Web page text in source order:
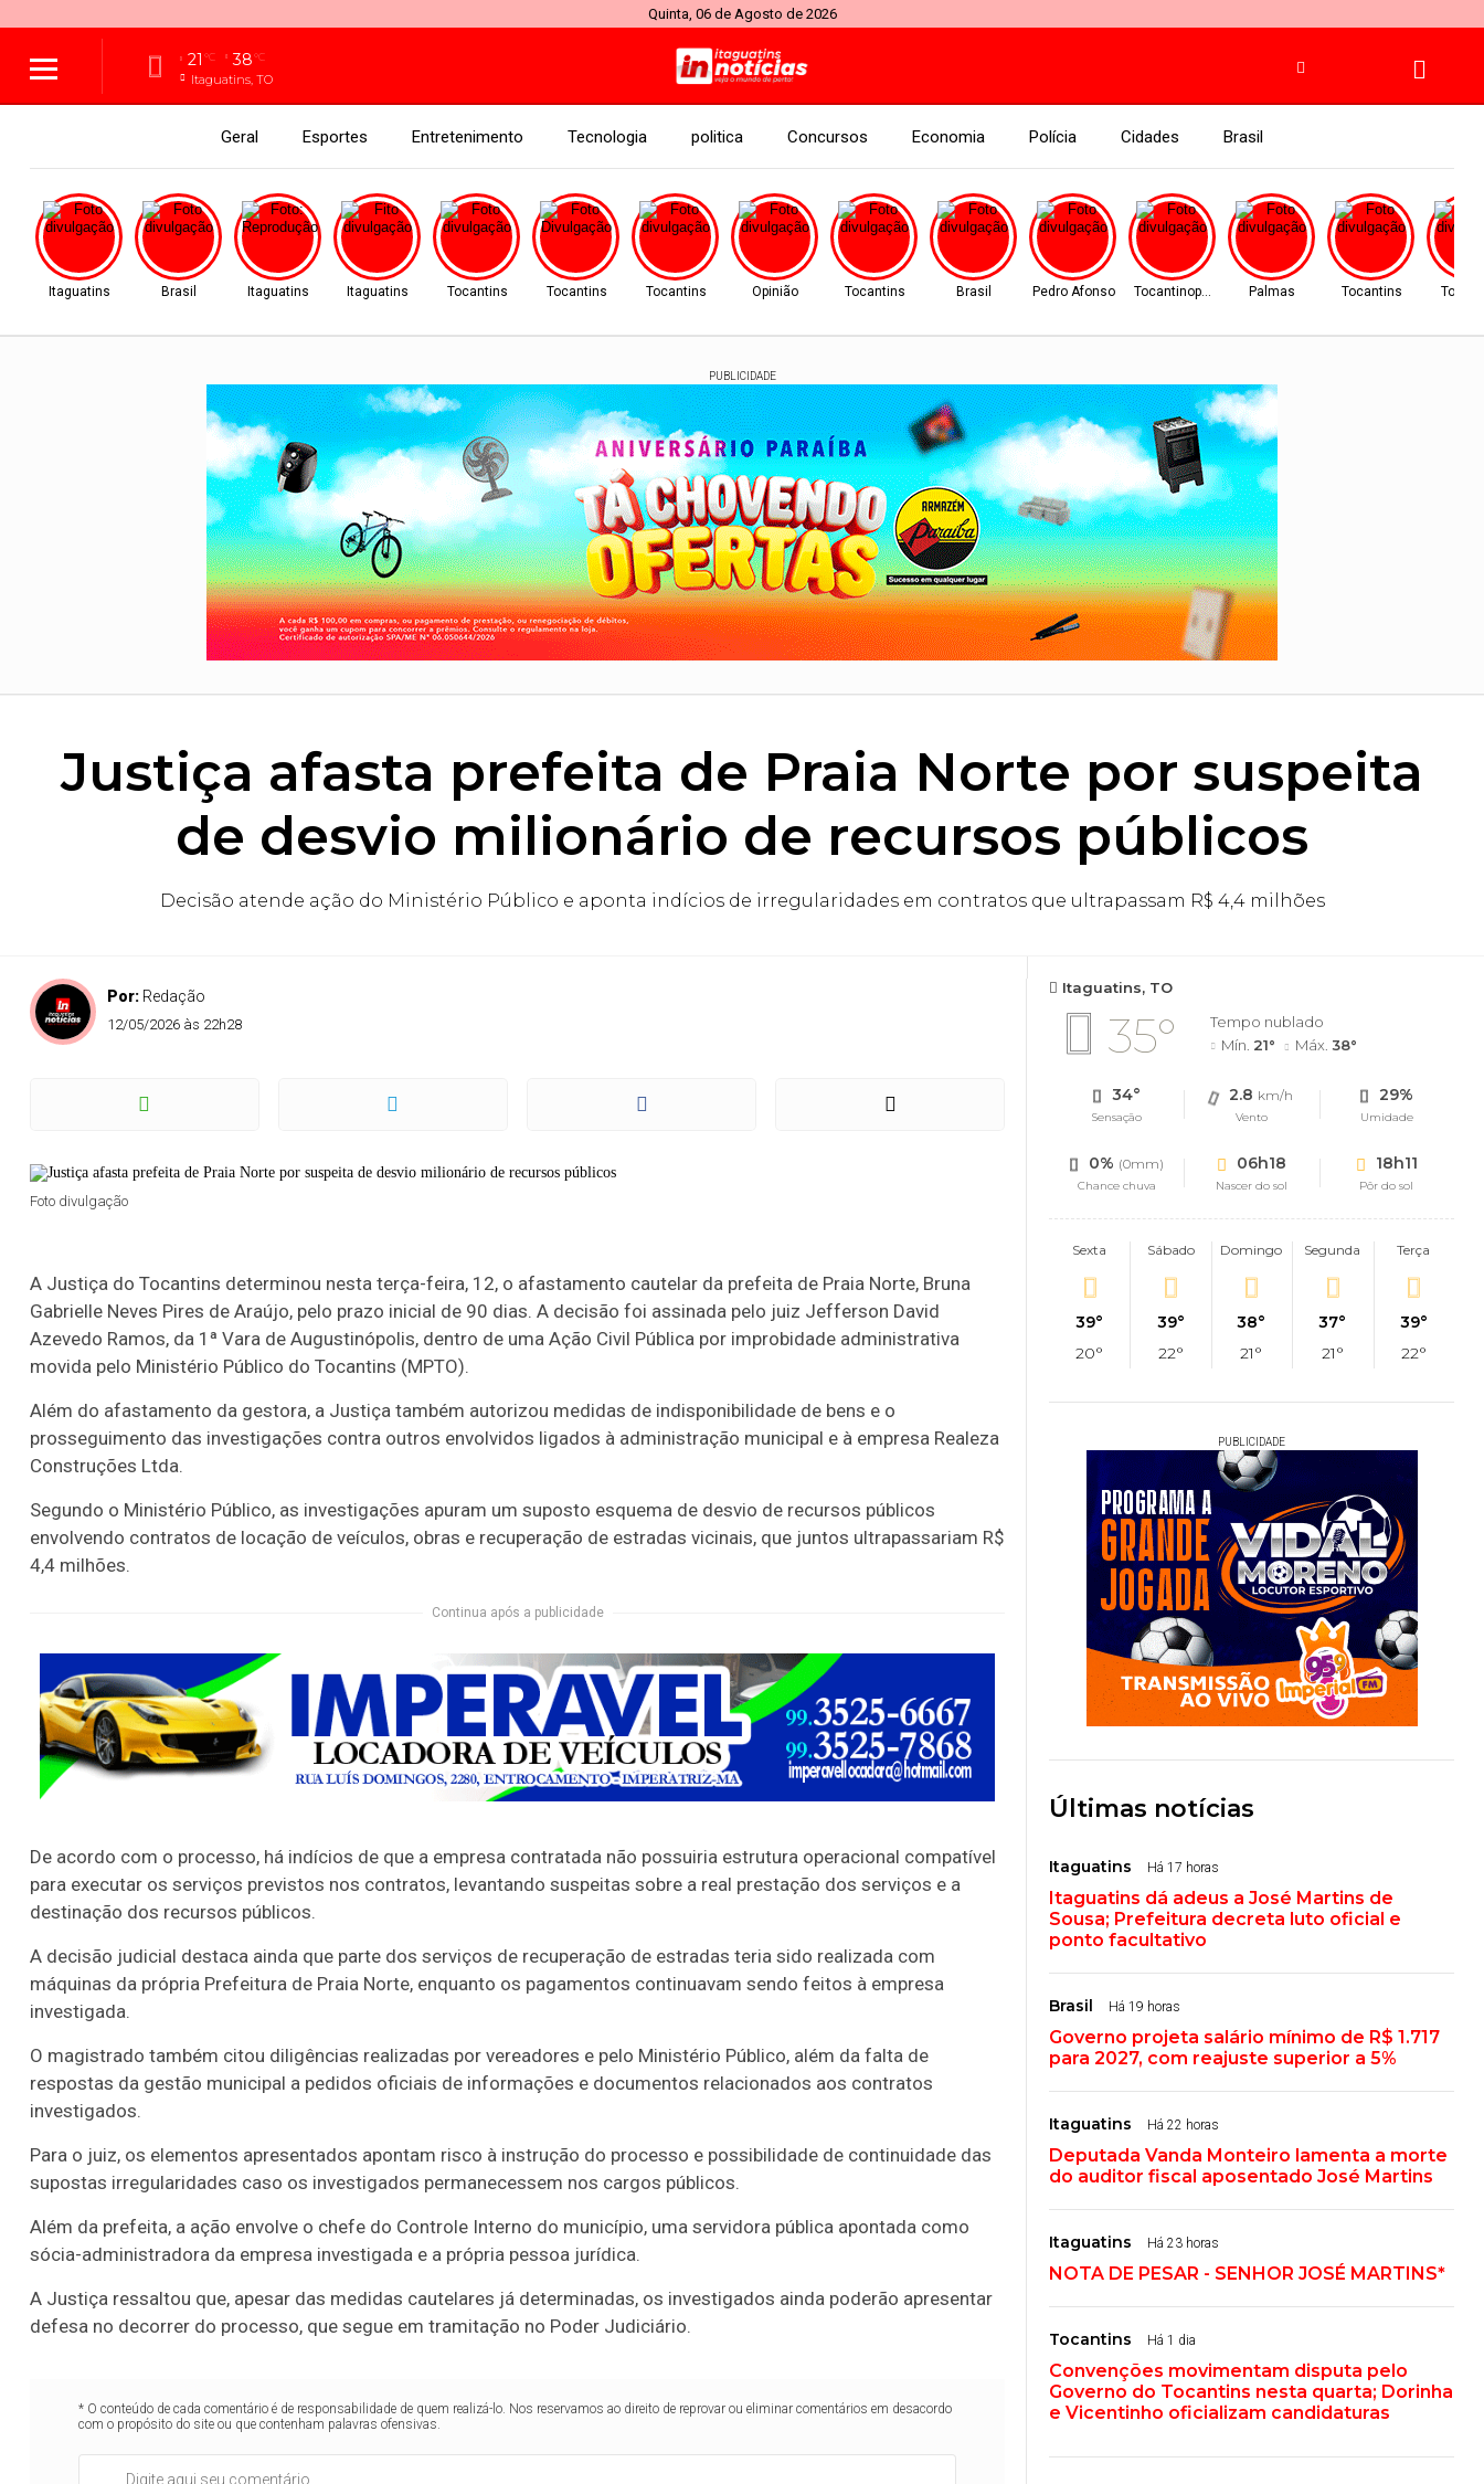
Quinta, 06 de Agosto de 2026
21 °C 38°C
Itaguatins, TO
Geral Esportes Entretenimento Tecnologia politica Concursos Economia Polícia Cidades Brasil
Itaguatins Brasil Itaguatins Itaguatins Tocantins Tocantins Tocantins Opinião Tocantins Brasil Pedro Afonso Tocantinopolis Palmas Tocantins
PUBLICIDADE
Justiça afasta prefeita de Praia Norte por suspeita
de desvio milionário de recursos públicos
Decisão atende ação do Ministério Público e aponta indícios de irregularidades em contratos que ultrapassam R$ 4,4 milhões
Por: Redação
12/05/2026 às 22h28
Foto divulgação
A Justiça do Tocantins determinou nesta terça-feira, 12, o afastamento cautelar da prefeita de Praia Norte, Bruna
Gabrielle Neves Pires de Araújo, pelo prazo inicial de 90 dias. A decisão foi assinada pelo juiz Jefferson David
Azevedo Ramos, da 1ª Vara de Augustinópolis, dentro de uma Ação Civil Pública por improbidade administrativa
movida pelo Ministério Público do Tocantins (MPTO).
Além do afastamento da gestora, a Justiça também autorizou medidas de indisponibilidade de bens e o
prosseguimento das investigações contra outros envolvidos ligados à administração municipal e à empresa Realeza
Construções Ltda.
Segundo o Ministério Público, as investigações apuram um suposto esquema de desvio de recursos públicos
envolvendo contratos de locação de veículos, obras e recuperação de estradas vicinais, que juntos ultrapassariam R$
4,4 milhões.
Continua após a publicidade
De acordo com o processo, há indícios de que a empresa contratada não possuiria estrutura operacional compatível
para executar os serviços previstos nos contratos, levantando suspeitas sobre a real prestação dos serviços e a
destinação dos recursos públicos.
A decisão judicial destaca ainda que parte dos serviços de recuperação de estradas teria sido realizada com
máquinas da própria Prefeitura de Praia Norte, enquanto os pagamentos continuavam sendo feitos à empresa
investigada.
O magistrado também citou diligências realizadas por vereadores e pelo Ministério Público, além da falta de
respostas da gestão municipal a pedidos oficiais de informações e documentos relacionados aos contratos
investigados.
Para o juiz, os elementos apresentados apontam risco à instrução do processo e possibilidade de continuidade das
supostas irregularidades caso os investigados permanecessem nos cargos públicos.
Além da prefeita, a ação envolve o chefe do Controle Interno do município, uma servidora pública apontada como
sócia-administradora da empresa investigada e a própria pessoa jurídica.
A Justiça ressaltou que, apesar das medidas cautelares já determinadas, os investigados ainda poderão apresentar
defesa no decorrer do processo, que segue em tramitação no Poder Judiciário.
* O conteúdo de cada comentário é de responsabilidade de quem realizá-lo. Nos reservamos ao direito de reprovar ou eliminar comentários em desacordo
com o propósito do site ou que contenham palavras ofensivas.
Itaguatins, TO
35°
Tempo nublado
Mín. 21° Máx. 38°
34°
Sensação
2.8 km/h
Vento
29%
Umidade
0% (0mm)
Chance chuva
06h18
Nascer do sol
18h11
Pôr do sol
Sexta
39°
20°
Sábado
39°
22°
Domingo
38°
21°
Segunda
37°
21°
Terça
39°
22°
PUBLICIDADE
Últimas notícias
Itaguatins Há 17 horas
Itaguatins dá adeus a José Martins de
Sousa; Prefeitura decreta luto oficial e
ponto facultativo
Brasil Há 19 horas
Governo projeta salário mínimo de R$ 1.717
para 2027, com reajuste superior a 5%
Itaguatins Há 22 horas
Deputada Vanda Monteiro lamenta a morte
do auditor fiscal aposentado José Martins
Itaguatins Há 23 horas
NOTA DE PESAR - SENHOR JOSÉ MARTINS*
Tocantins Há 1 dia
Convenções movimentam disputa pelo
Governo do Tocantins nesta quarta; Dorinha
e Vicentinho oficializam candidaturas